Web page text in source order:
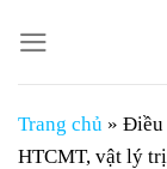
đến
nội
dung
Trang chủ » Điều
HTCMT, vật lý